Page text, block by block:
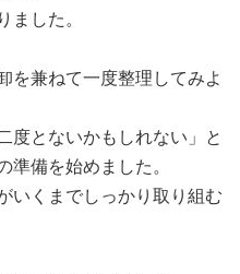
ました。
を兼ねて一度整理してみよ
度とないかもしれない」と
準備を始めました。
いくまでしっかり取り組む